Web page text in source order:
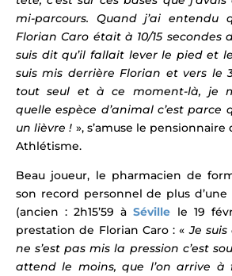
mi-parcours. Quand j’ai entendu
Florian Caro était à 10/15 secondes
suis dit qu’il fallait lever le pied et
suis mis derrière Florian et vers le
tout seul et à ce moment-là, je
quelle espèce d’animal c’est parce
un lièvre ! », s’amuse le
Athlétisme.
​Beau joueur, le pharmacien de
son record personnel de plus d’une
(ancien : 2h15’59 àSéville le 19
prestation de Florian Caro : «Je
ne s’est pas mis la pression c’est
attend le moins, que l’on arrive à